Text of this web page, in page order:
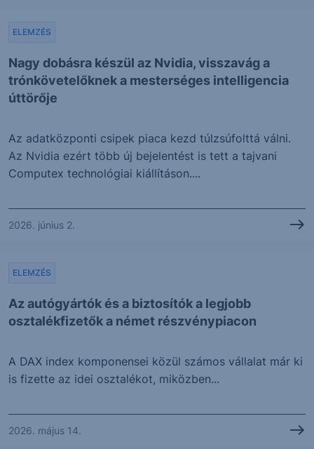
Nagy dobásra készül az Nvidia, visszavág a
trónkövetelőknek a mesterséges intelligencia
úttörője
ELEMZÉS
Az adatközponti csipek piaca kezd túlzsúfolttá válni.
Az Nvidia ezért több új bejelentést is tett a tajvani
Computex technológiai kiállításon....
2026. június 2.
Az autógyártók és a biztosítók a legjobb
osztalékfizetők a német részvénypiacon
ELEMZÉS
A DAX index komponensei közül számos vállalat már ki
is fizette az idei osztalékot, miközben...
2026. május 14.